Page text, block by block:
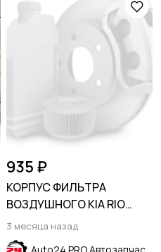
935 ₽
КОРПУС ФИЛЬТРА
ВОЗДУШНОГО KIA RIO
2017-2024
3 месяца назад